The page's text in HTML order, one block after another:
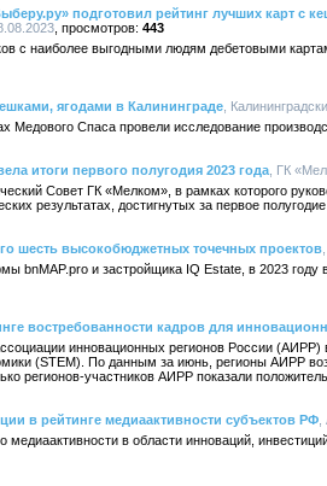
подготовил рейтинг лучших карт с
443
с наиболее выгодными людям дебетовыми
ягодами в Калининграде ,
Медового Спаса провели исследование
итоги первого полугодия 2023 года , ГК
Совет ГК «Мелком», в рамках которого
результатах, достигнутых за первое полугодие
шесть высокобюджетных точечных проектов
bnMAP.pro и застройщика IQ Estate, в 2023
востребованности кадров для
инновационных регионов России
(STEM). По данным за июнь, регионы АИРР
регионов-участников АИРР показали
в рейтинге медиаактивности субъектов РФ
в области инноваций,